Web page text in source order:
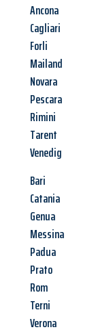
Ancona
Cagliari
Forli
Mailand
Novara
Pescara
Rimini
Tarent
Venedig
Bari
Catania
Genua
Messina
Padua
Prato
Rom
Terni
Verona